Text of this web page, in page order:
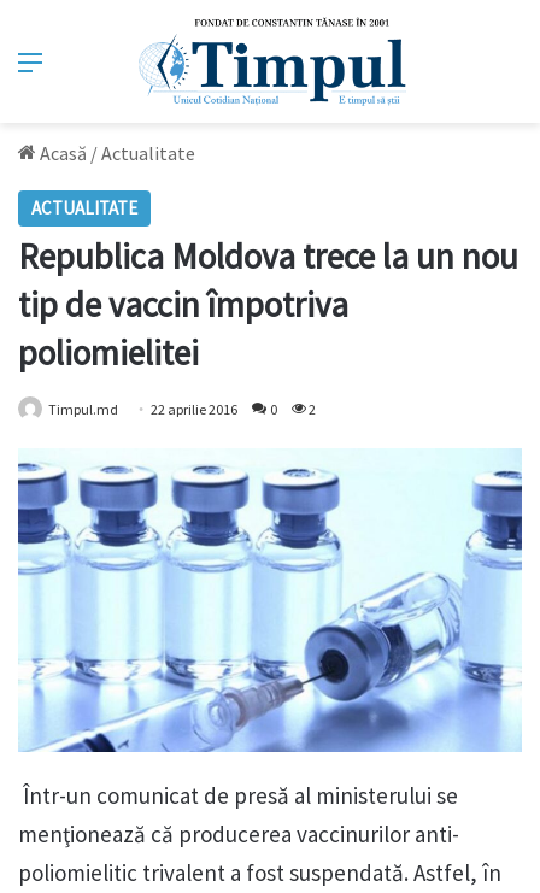
Meniu
Acasă /Actualitate
ACTUALITATE
Republica Moldova trece la un nou
tip de vaccin împotriva
poliomielitei
Timpul.md 22 aprilie 2016 0 2
Într-un comunicat de presă al ministerului se
menţionează că producerea vaccinurilor anti-
poliomielitic trivalent a fost suspendată. Astfel, în